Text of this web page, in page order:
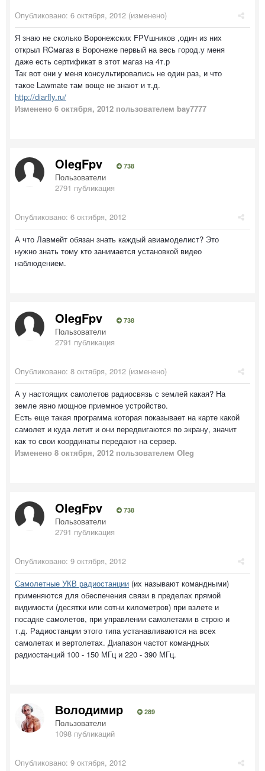
Опубликовано: 6 октября, 2012 (изменено)
Я знаю не сколько Воронежских FPVшников ,один из них
открыл RCмагаз в Воронеже первый на весь город.у меня
даже есть сертификат в этот магаз на 4т.р
Так вот они у меня консультировались не один раз, и что
такое Lawmate там воще не знают и т.д.
http://diarfly.ru/
Изменено 6 октября, 2012 пользователем bay7777
OlegFpv 738
Пользователи
2791 публикация
Опубликовано: 6 октября, 2012
А что Лавмейт обязан знать каждый авиамоделист? Это
нужно знать тому кто занимается установкой видео
наблюдением.
OlegFpv 738
Пользователи
2791 публикация
Опубликовано: 8 октября, 2012 (изменено)
А у настоящих самолетов радиосвязь с землей какая? На
земле явно мощное приемное устройство.
Есть еще такая программа которая показывает на карте какой
самолет и куда летит и они передвигаются по экрану, значит
как то свои координаты передают на сервер.
Изменено 8 октября, 2012 пользователем Oleg
OlegFpv 738
Пользователи
2791 публикация
Опубликовано: 9 октября, 2012
Самолетные УКВ радиостанции (их называют командными)
применяются для обеспечения связи в пределах прямой
видимости (десятки или сотни километров) при взлете и
посадке самолетов, при управлении самолетами в строю и
т.д. Радиостанции этого типа устанавливаются на всех
самолетах и вертолетах. Диапазон частот командных
радиостанций 100 - 150 МГц и 220 - 390 МГц.
Володимир 289
Пользователи
1098 публикаций
Опубликовано: 9 октября, 2012